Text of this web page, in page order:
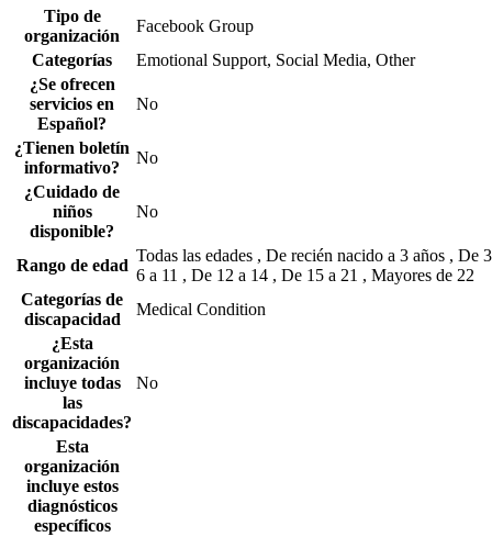
Tipo de
organización
Facebook Group
Categorías
Emotional Support, Social Media, Other
¿Se ofrecen
servicios en
Español?
No
¿Tienen boletín
informativo?
No
¿Cuidado de
niños
disponible?
No
Rango de edad
Todas las edades , De recién nacido a 3 años , De
6 a 11 , De 12 a 14 , De 15 a 21 , Mayores de 22
Categorías de
discapacidad
Medical Condition
¿Esta
organización
incluye todas
las
discapacidades?
No
Esta
organización
incluye estos
diagnósticos
específicos